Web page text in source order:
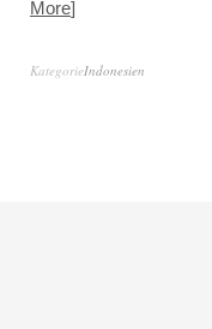
More
KategorieIndonesien